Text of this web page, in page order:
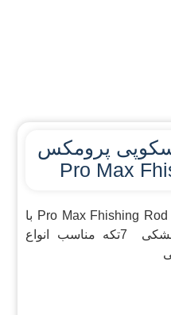
پرومکس
چوب ماهیگیری پرومکس 360 Pro Max Fhishing Rod با
سایز 360 سانتیمتر و رنگ مشکی 7تکه مناسب انواع